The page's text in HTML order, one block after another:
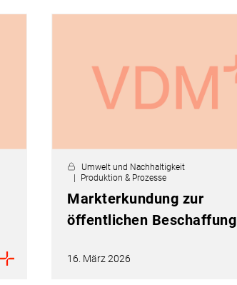
Umwelt und Nachhaltigkeit
Produktion & Prozesse
Markterkundung zur
öffentlichen Beschaffung
16. März 2026